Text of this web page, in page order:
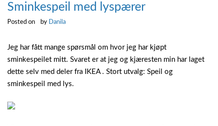
Sminkespeil med lyspærer
Posted on by Danila
Jeg har fått mange spørsmål om hvor jeg har kjøpt
sminkespeilet mitt. Svaret er at jeg og kjæresten min har laget
dette selv med deler fra IKEA . Stort utvalg: Speil og
sminkespeil med lys.